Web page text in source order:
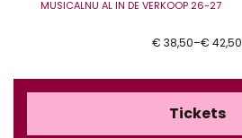
MUSICALNU AL IN DE VERKOOP 26-27
€ 38,50–€ 42,50
Tickets